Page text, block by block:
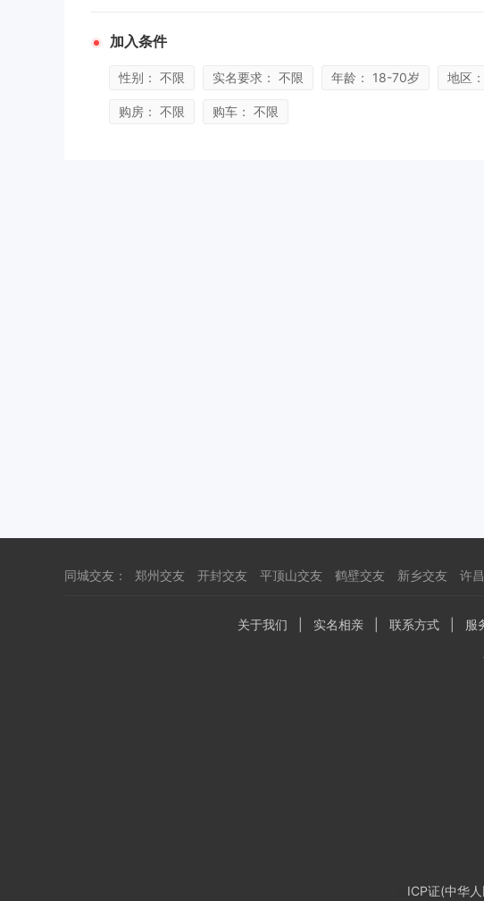
加入条件
性别： 不限 实名要求： 不限 年龄： 18-70岁 地区
购房： 不限 购车： 不限
同城交友： 郑州交友 开封交友 平顶山交友 鹤壁交友 新乡交友 许
关于我们 实名相亲 联系方式 服
ICP证(中华